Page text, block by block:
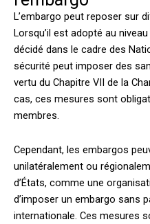
L’embargo peut reposer sur
Lorsqu’il est adopté au
décidé dans le cadre des
sécurité peut imposer des
vertu du Chapitre VII de la
cas, ces mesures sont
membres.
Cependant, les embargos
unilatéralement ou
d’États, comme une
d’imposer un embargo sans
internationale. Ces mesures